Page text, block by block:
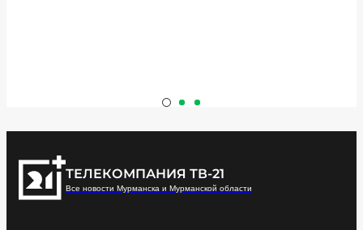
ТЕЛЕКОМПАНИЯ ТВ-21
Все новости Мурманска и Мурманской области